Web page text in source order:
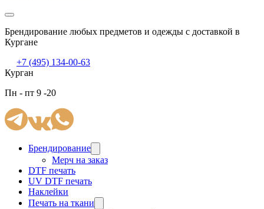
Брендирование любых предметов и одежды с доставкой в
Кургане
+7 (495) 134-00-63
Курган
Пн - пт 9 -20
Брендирование
Мерч на заказ
DTF печать
UV DTF печать
Наклейки
Печать на ткани